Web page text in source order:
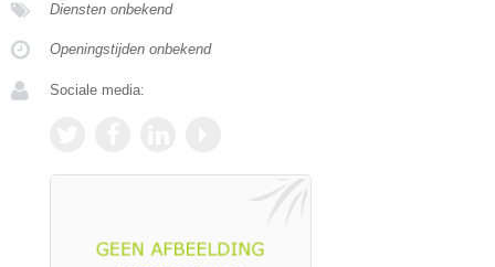
Diensten onbekend
Openingstijden onbekend
Sociale media: